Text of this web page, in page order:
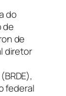
do
de
de
diretor
federal